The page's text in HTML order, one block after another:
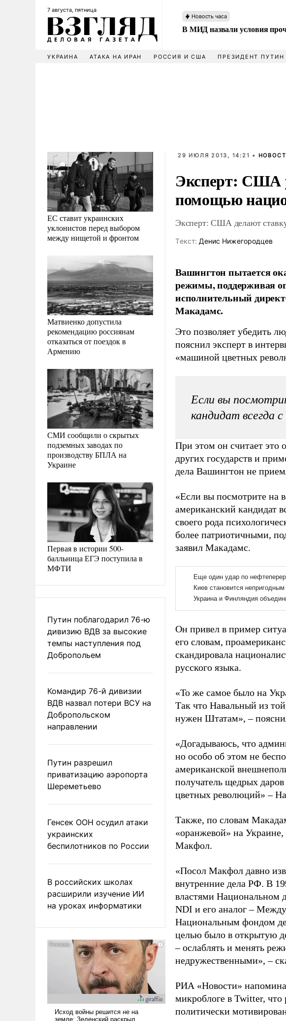
7 августа, пятница
Новость часа
В МИД назвали условия
УКРАИНА АТАКА НА ИРАН РОССИЯ И США ПРЕЗИДЕНТ ПУТИН
ЕС ставит украинских
уклонистов перед выбором
между нищетой и фронтом
Матвиенко допустила
рекомендацию россиянам
отказаться от поездок в
Армению
СМИ сообщили о скрытых
подземных заводах по
производству БПЛА на
Украине
Первая в истории 500-
балльница ЕГЭ поступила в
МФТИ
Путин поблагодарил 76-ю
дивизию ВДВ за высокие
темпы наступления под
Добропольем
Командир 76-й дивизии
ВДВ назвал потери ВСУ на
Добропольском
направлении
Путин разрешил
приватизацию аэропорта
Шереметьево
Генсек ООН осудил атаки
украинских
беспилотников по России
В российских школах
расширили изучение ИИ
на уроках информатики
29 ИЮЛЯ 2013, 14:21 •
Эксперт: США
помощью
Эксперт: США делают
Tекст: Денис Нижегородцев
Вашингтон пытается
режимы, поддерживая
исполнительный
Макадамс.
Это позволяет убедить
пояснил эксперт в
«машиной цветных
Если вы
кандидат всегда
При этом он считает это
других государств и
дела Вашингтон не
«Если вы посмотрите на
американский кандидат
своего рода
более патриотичными,
заявил Макадамс.
Он привел в пример
его словам,
скандировала
русского языка.
«То же самое было на
Так что Навальный из
нужен Штатам», –
«Догадываюсь, что
но особо об этом не
американской
получатель щедрых
цветных революций» –
Также, по словам
«оранжевой» на
Макфол.
«Посол Макфол давно
внутренние дела РФ. В
властями Национальном
NDI и его аналог –
Национальным фондом
целью было в открытую
– ослаблять и менять
недружественными», –
РИА «Новости»
микроблоге в Twitter, что
политически